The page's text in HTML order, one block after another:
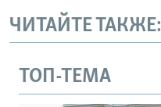
ЧИТАЙТЕ ТАКЖЕ:
ТОП-ТЕМА